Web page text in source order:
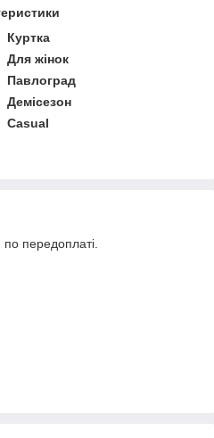
Куртка
Для жінок
Павлоград
Демісезон
Casual
по передоплаті.